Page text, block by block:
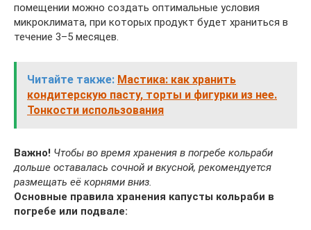
помещении можно создать оптимальные условия
микроклимата, при которых продукт будет храниться в
течение 3–5 месяцев.
Читайте также: Мастика: как хранить
кондитерскую пасту, торты и фигурки из нее.
Тонкости использования
Важно! Чтобы во время хранения в погребе кольраби
дольше оставалась сочной и вкусной, рекомендуется
размещать её корнями вниз.
Основные правила хранения капусты кольраби в
погребе или подвале: